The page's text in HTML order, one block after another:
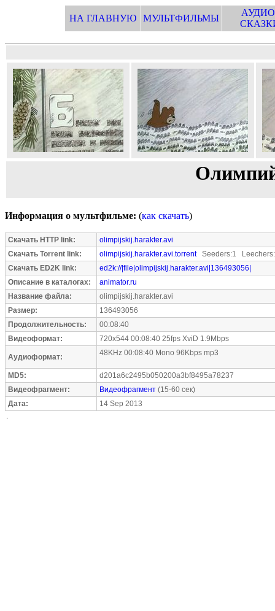
НА ГЛАВНУЮ МУЛЬТФИЛЬМЫ
Информация о мультфильме: (как скачать)
Скачать HTTP link:
olimpijskij.harakter.avi
Скачать Torrent link:
olimpijskij.harakter.avi.torrentSeeders:1
Скачать ED2K link:
ed2k://|file|olimpijskij.harakter.avi|136493056|
Описание в каталогах:
animator.ru
Название файла:
olimpijskij.harakter.avi
Размер:
136493056
Продолжительность:
00:08:40
Видеоформат:
720x544 00:08:40 25fps XviD 1.9Mbps
Аудиоформат: 48KHz 00:08:40 Mono 96Kbps mp3
MD5:
d201a6c2495b050200a3bf8495a78237
Видеофрагмент:
Видеофрагмент (15-60 сек)
Дата:
14 Sep 2013